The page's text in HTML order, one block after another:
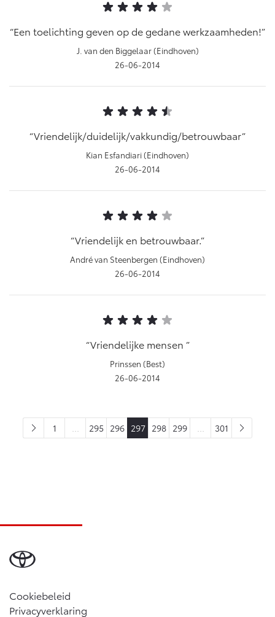
Een toelichting geven op de gedane werkzaamheden!
J. van den Biggelaar (Eindhoven)
26-06-2014
Vriendelijk/duidelijk/vakkundig/betrouwbaar
Kian Esfandiari (Eindhoven)
26-06-2014
Vriendelijk en betrouwbaar.
André van Steenbergen (Eindhoven)
26-06-2014
Vriendelijke mensen
Prinssen (Best)
26-06-2014
1 ... 295 296 297 298 299 ... 301
Cookiebeleid
Privacyverklaring